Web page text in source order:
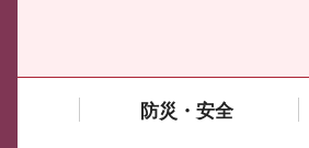
防災・安全